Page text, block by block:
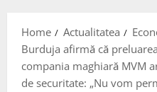
Home Actualitatea
Burduja afirmă că
compania maghiară MVM
de securitate: „Nu vom